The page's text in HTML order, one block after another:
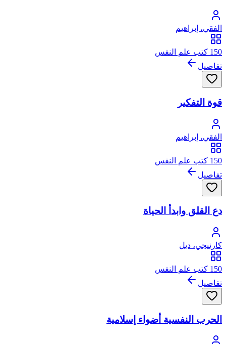
الفقي، إبراهيم
150 كتب علم النفس
تفاصيل
قوة التفكير
الفقي، إبراهيم
150 كتب علم النفس
تفاصيل
دع القلق وابدأ الحياة
كارنيجي، ديل
150 كتب علم النفس
تفاصيل
الحرب النفسية أضواء إسلامية